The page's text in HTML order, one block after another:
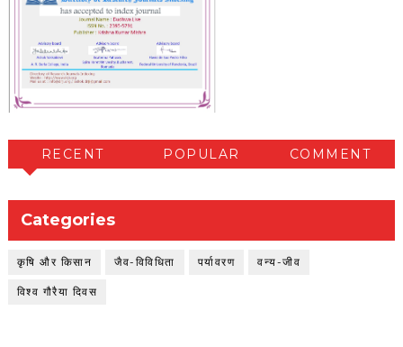
RECENT POPULAR COMMENT
Categories
कृषि और किसान जैव-विविधिता पर्यावरण वन्य-जीव
विश्व गौरैया दिवस